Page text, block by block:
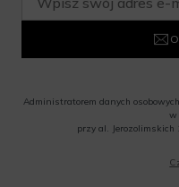
Administratorem danych
w
przy al. Jerozolimskich
o.o. informacji handlowych, w